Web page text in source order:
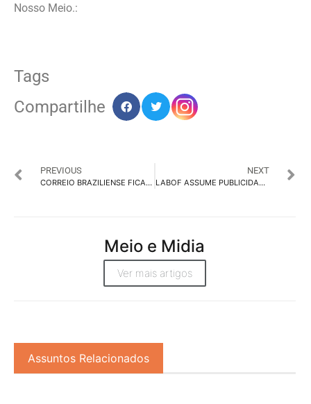
Nosso Meio.:
Tags
Compartilhe
PREVIOUS
CORREIO BRAZILIENSE FICA ENTRE OS TOP 5 DE MAIOR CRESCIMENTO NO BRASIL
NEXT
LABOF ASSUME PUBLICIDADE DA BIO MUNDO
Meio e Midia
Ver mais artigos
Assuntos Relacionados